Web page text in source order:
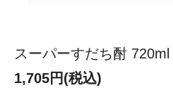
スーパーすだち酎 720ml
1,705円(税込)